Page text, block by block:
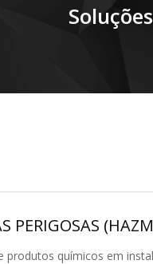
PERIGOSAS
produtos químicos em